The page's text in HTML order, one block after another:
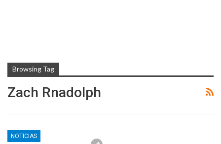
Browsing Tag
Zach Rnadolph
NOTICIAS